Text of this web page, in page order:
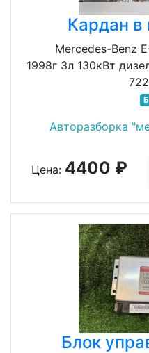
Кардан в
Mercedes-Benz
1998г 3л 130кВт
Авторазборка
Цена: 4400 ₽
Блок